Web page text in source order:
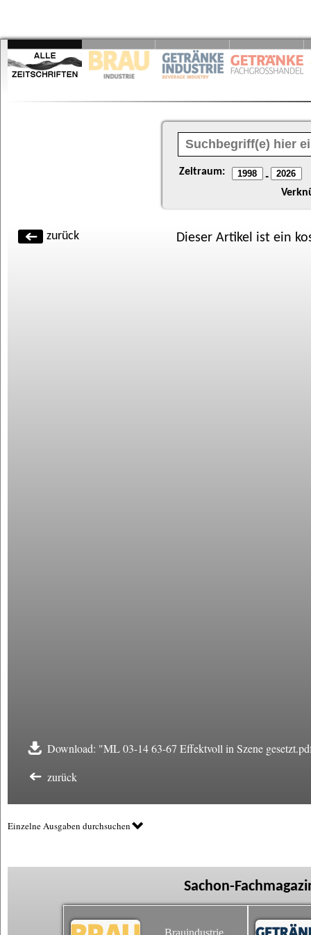
Zeitraum: -
zurück Dieser Artikel ist ein
Download: "ML 03-14 63-67 Effektvoll in Szene
zurück
Einzelne Ausgaben durchsuchen
Sachon-
Brauindustrie